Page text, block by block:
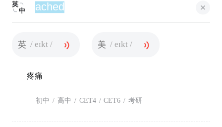
英
中
英 / eɪkt / 美 / eɪkt /
疼痛
初中 / 高中 / CET4 / CET6 / 考研